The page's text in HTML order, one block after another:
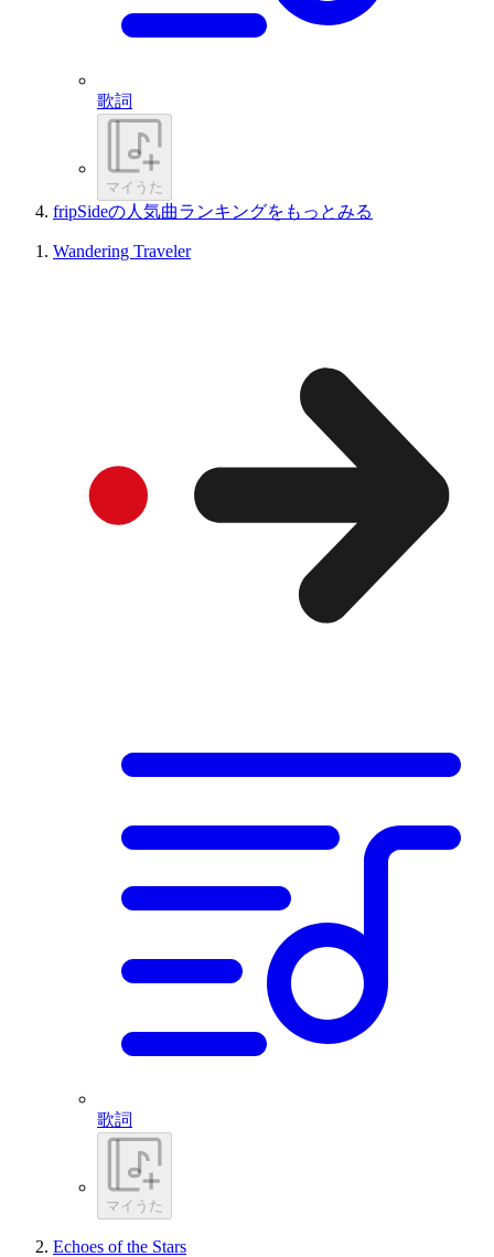
歌詞
マイうた
fripSideの人気曲ランキングをもっとみる
Wandering Traveler
歌詞
マイうた
Echoes of the Stars